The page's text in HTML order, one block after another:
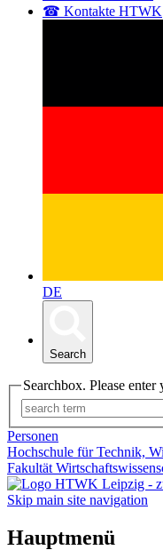
☎ Kontakte HTWK
DE
Search
Searchbox. Please
Personen
Hochschule für Technik,
Fakultät
Skip main site navigation
Hauptmenü